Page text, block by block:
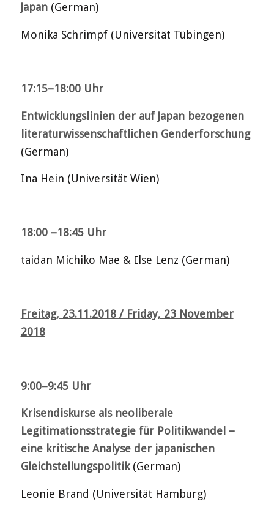
Japan(German)
Monika Schrimpf (Universität Tübingen)
17:15–18:00 Uhr
Entwicklungslinien der auf Japan bezogenen
literaturwissenschaftlichen Genderforschung
(German)
Ina Hein (Universität Wien)
18:00 –18:45 Uhr
taidan Michiko Mae & Ilse Lenz (German)
Freitag, 23.11.2018 / Friday, 23 November
2018
9:00–9:45 Uhr
Krisendiskurse als neoliberale
Legitimationsstrategie für Politikwandel –
eine kritische Analyse der japanischen
Gleichstellungspolitik(German)
Leonie Brand (Universität Hamburg)